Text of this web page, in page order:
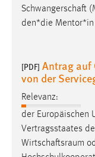
Schwangerschaft
den*die Mentor*in
[PDF] Antrag auf
von der
Relevanz:
der Europäischen
Vertragsstaates
Wirtschaftsraum